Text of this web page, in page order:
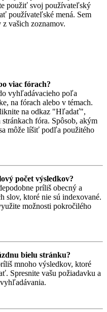
použiť svoj používateľský
používateľské mená. Sem
vašich zoznamov.
viac fórach?
vyhľadávacieho poľa
na fórach alebo v témach.
na odkaz "Hľadať",
fóra. Spôsob, akým
môže líšiť podľa použitého
počet výsledkov?
príliš obecný a
slov, ktoré nie sú indexované.
možnosti pokročilého
bielu stránku?
mnoho výsledkov, ktoré
Spresnite vašu požiadavku a